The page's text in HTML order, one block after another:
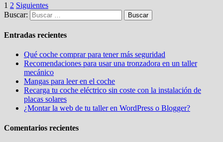
1 2 Siguientes
Buscar:
Entradas recientes
Qué coche comprar para tener más seguridad
Recomendaciones para usar una tronzadora en un taller
mecánico
Mangas para leer en el coche
Recarga tu coche eléctrico sin coste con la instalación de
placas solares
¿Montar la web de tu taller en WordPress o Blogger?
Comentarios recientes